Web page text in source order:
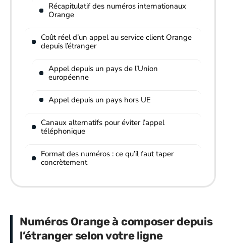
Récapitulatif des numéros internationaux
Orange
Coût réel d’un appel au service client Orange
depuis l’étranger
Appel depuis un pays de l’Union
européenne
Appel depuis un pays hors UE
Canaux alternatifs pour éviter l’appel
téléphonique
Format des numéros : ce qu’il faut taper
concrètement
Numéros Orange à composer depuis
l’étranger selon votre ligne